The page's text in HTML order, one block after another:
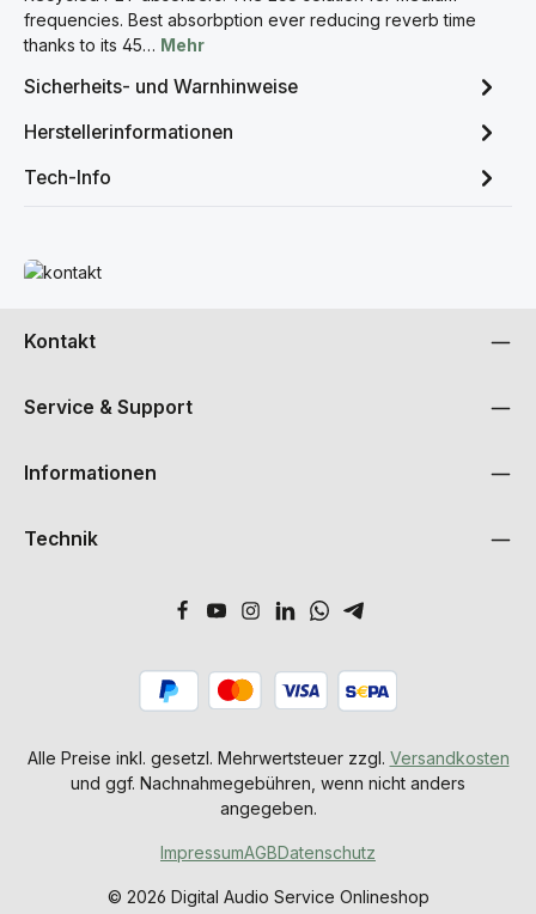
frequencies. Best absorbption ever reducing reverb time
thanks to its 45… Mehr
Sicherheits- und Warnhinweise
Herstellerinformationen
Tech-Info
Mehr erfahren
Kontakt
Service & Support
Informationen
Technik
Alle Preise inkl. gesetzl. Mehrwertsteuer zzgl. Versandkosten
und ggf. Nachnahmegebühren, wenn nicht anders
angegeben.
© 2026 Digital Audio Service Onlineshop
ImpressumAGBDatenschutz